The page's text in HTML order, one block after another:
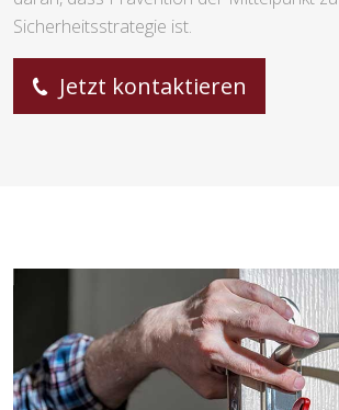
Sicherheitsstrategie ist.
Jetzt kontaktieren